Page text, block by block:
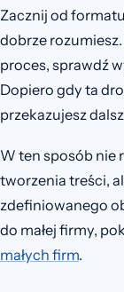
Zacznij od
dobrze
proces, sprawdź
Dopiero gdy ta
przekazujesz
W ten sposób nie
tworzenia treści,
zdefiniowanego
do małej firmy,
małych firm.